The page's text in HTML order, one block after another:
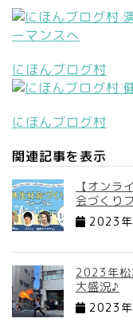
にほんブログ村
にほんブログ村
関連記事を表示
【オン
会づくり
2023
2023年
大盛況♪
2023